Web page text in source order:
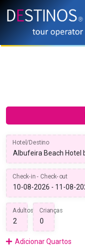
Hotel/Destino
Check-in - Check-out
Adultos Crianças
Adicionar Quartos